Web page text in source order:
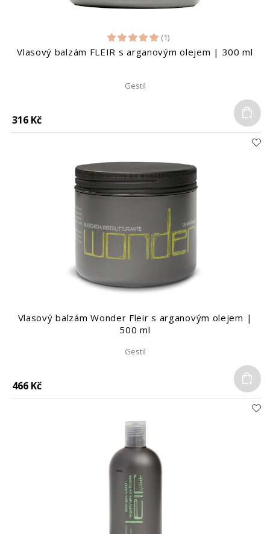
(1)
Vlasový balzám FLEIR s arganovým olejem | 300 ml
Gestil
316 Kč
Vlasový balzám Wonder Fleir s arganovým olejem |
500 ml
Gestil
466 Kč